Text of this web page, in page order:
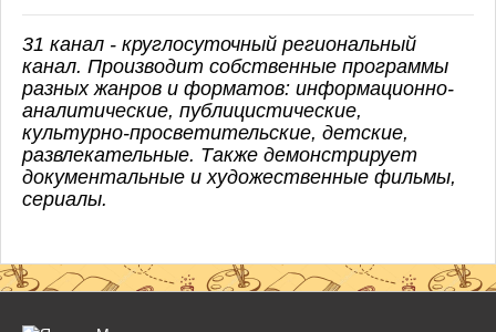
31 канал - круглосуточный региональный
канал. Производит собственные программы
разных жанров и форматов: информационно-
аналитические, публицистические,
культурно-просветительские, детские,
развлекательные. Также демонстрирует
документальные и художественные фильмы,
сериалы.